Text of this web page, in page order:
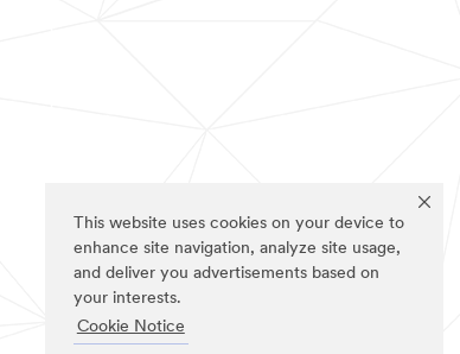
This website uses cookies on your device to
enhance site navigation, analyze site usage,
and deliver you advertisements based on
your interests.
Cookie Notice